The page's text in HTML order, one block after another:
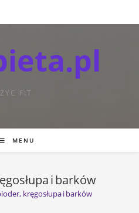
FIT
MENU
i barków
kręgosłupa i barków